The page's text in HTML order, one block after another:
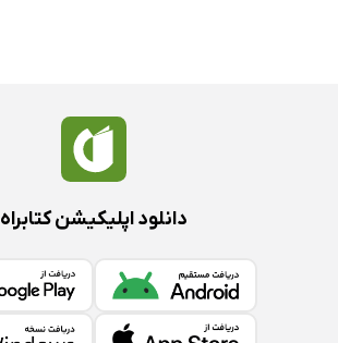
دانلود اپلیکیشن کتابراه